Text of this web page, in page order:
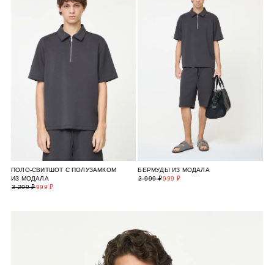
ПОЛО-СВИТШОТ С ПОЛУЗАМКОМ
ИЗ МОДАЛА
999 ₽
3 299 ₽
БЕРМУДЫ ИЗ МОДАЛА
999 ₽
2 999 ₽